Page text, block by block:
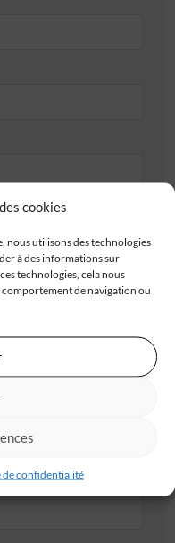
cookies
nous utilisons des technologies
à des informations sur
technologies, cela nous
de navigation ou
de confidentialité